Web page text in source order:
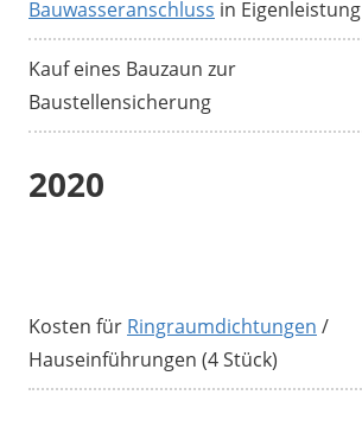
Bauwasseranschluss in Eigenleistung
Kauf eines Bauzaun zur
Baustellensicherung
2020
Kosten für Ringraumdichtungen /
Hauseinführungen (4 Stück)